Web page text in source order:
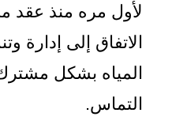
لأول مره منذ عقد
الاتفاق إلى إدارة
المياه بشكل
التماس.